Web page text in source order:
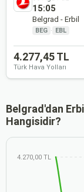
15:05
Belgrad - Erbil
BEG · EBL
4.277,45 TL
Türk Hava Yolları
Belgrad'dan
Hangisidir?
4.270,00 TL